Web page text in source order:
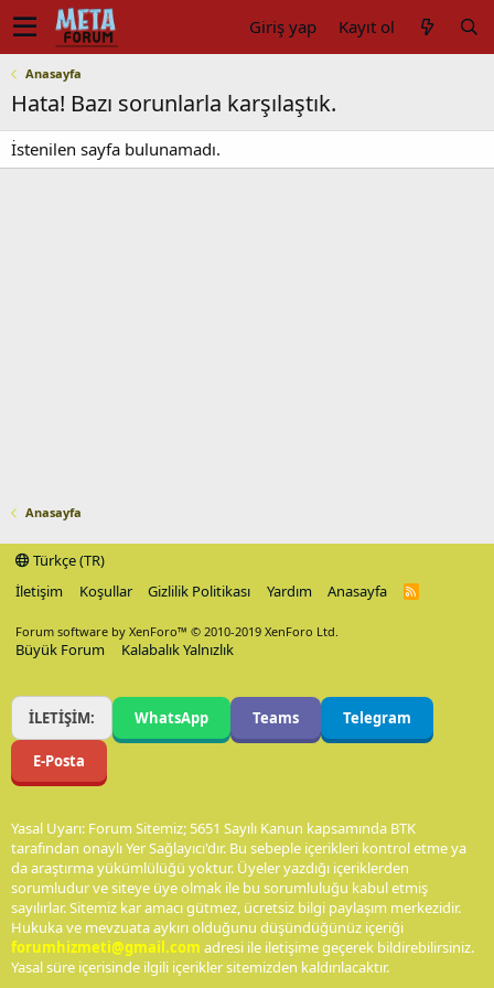
Giriş yap Kayıt ol
Anasayfa
Hata! Bazı sorunlarla karşılaştık.
İstenilen sayfa bulunamadı.
Anasayfa
Türkçe (TR)
İletişim
Koşullar Gizlilik Politikası Yardım Anasayfa
R
Forum software by XenForo™ © 2010-2019 XenForo Ltd.
Büyük Forum Kalabalık Yalnızlık
İLETİŞİM: WhatsApp Teams Telegram
E-Posta
Yasal Uyarı: Forum Sitemiz; 5651 Sayılı Kanun kapsamında BTK
tarafından onaylı Yer Sağlayıcı'dır. Bu sebeple içerikleri kontrol etme ya
da araştırma yükümlülüğü yoktur. Üyeler yazdığı içeriklerden
sorumludur ve siteye üye olmak ile bu sorumluluğu kabul etmiş
sayılırlar. Sitemiz kar amacı gütmez, ücretsiz bilgi paylaşım merkezidir.
Hukuka ve mevzuata aykırı olduğunu düşündüğünüz içeriği
forumhizmeti@gmail.com adresi ile iletişime geçerek bildirebilirsiniz.
Yasal süre içerisinde ilgili içerikler sitemizden kaldırılacaktır.